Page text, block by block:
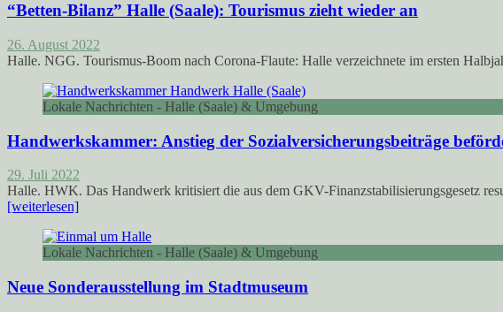
“Betten-Bilanz” Halle (Saale): Tourismus zieht wieder an
26. August 2022
Halle. NGG. Tourismus-Boom nach Corona-Flaute: Halle verzeichnete im ersten
Lokale Nachrichten - Halle (Saale) & Umgebung
Handwerkskammer: Anstieg der Sozialversicherungsbeiträge
29. Juli 2022
Halle. HWK. Das Handwerk kritisiert die aus dem GKV-Finanzstabilisierungsgesetz
[weiterlesen]
Lokale Nachrichten - Halle (Saale) & Umgebung
Neue Sonderausstellung im Stadtmuseum